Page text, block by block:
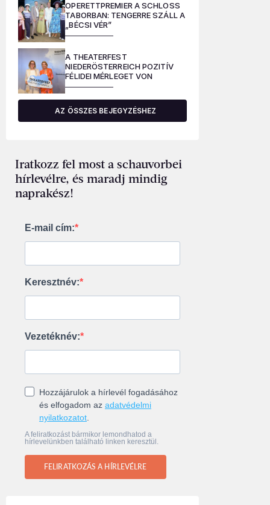
OPERETTPREMIER A SCHLOSS
TABORBAN: TENGERRE SZÁLL A
„BÉCSI VÉR”
A THEATERFEST
NIEDERÖSTERREICH POZITÍV
FÉLIDEI MÉRLEGET VON
AZ ÖSSZES BEJEGYZÉSHEZ
Iratkozz fel most a schauvorbei
hírlevélre, és maradj mindig
naprakész!
E-mail cím:
Keresztnév:
Vezetéknév:
Hozzájárulok a hírlevél fogadásához
és elfogadom az adatvédelmi
nyilatkozatot
A feliratkozást bármikor lemondhatod a
hírlevelünkben található linken keresztül.
FELIRATKOZÁS A HÍRLEVÉLRE